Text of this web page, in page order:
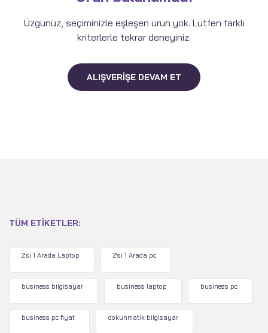
Üzgünüz, seçiminizle eşleşen ürün yok. Lütfen farklı
kriterlerle tekrar deneyiniz.
ALIŞVERIŞE DEVAM ET
TÜM ETIKETLER:
2'si 1 Arada Laptop 2'si 1 Arada pc
business bilgisayar business laptop business pc
business pc fiyat dokunmatik bilgisayar